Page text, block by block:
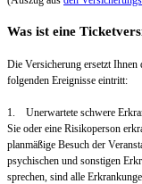
Was ist eine
Die Versicherung ersetzt
folgenden Ereignisse eintritt:
1. Unerwartete schwere
Sie oder eine Risikoperson
planmäßige Besuch der
psychischen und sonstigen
sprechen, sind alle